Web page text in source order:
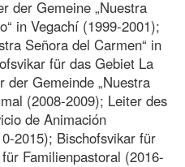
der Gemeine „Nuestra
in Vegachí (1999-2001);
Señora del Carmen“ in
für das Gebiet La
der Gemeinde „Nuestra
(2008-2009); Leiter des
de Animación
2015); Bischofsvikar für
Familienpastoral (2016-